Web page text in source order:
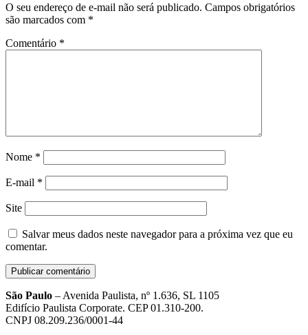
O seu endereço de e-mail não será publicado. Campos obrigatórios
são marcados com *
Comentário *
Nome *
E-mail *
Site
Salvar meus dados neste navegador para a próxima vez que eu
comentar.
São Paulo – Avenida Paulista, nº 1.636, SL 1105
Edifício Paulista Corporate. CEP 01.310-200.
CNPJ 08.209.236/0001-44